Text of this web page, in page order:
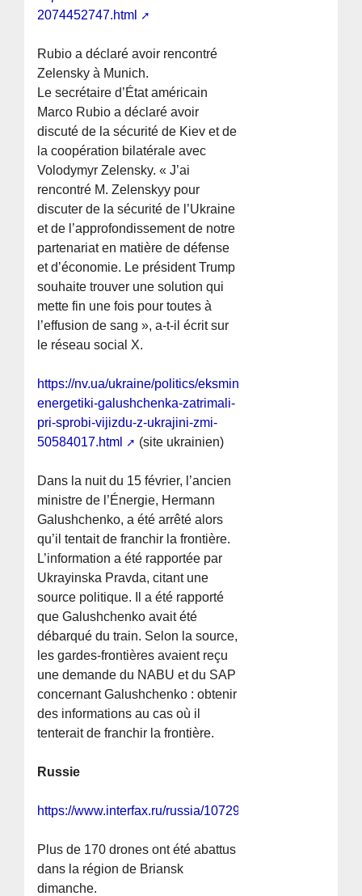
2074452747.html
Rubio a déclaré avoir rencontré
Zelensky à Munich.
Le secrétaire d’État américain
Marco Rubio a déclaré avoir
discuté de la sécurité de Kiev et de
la coopération bilatérale avec
Volodymyr Zelensky. « J’ai
rencontré M. Zelenskyy pour
discuter de la sécurité de l’Ukraine
et de l’approfondissement de notre
partenariat en matière de défense
et d’économie. Le président Trump
souhaite trouver une solution qui
mette fin une fois pour toutes à
l’effusion de sang », a-t-il écrit sur
le réseau social X.
https://nv.ua/ukraine/politics/eksministra-
energetiki-galushchenka-zatrimali-
pri-sprobi-vijizdu-z-ukrajini-zmi-
50584017.html
(site ukrainien)
Dans la nuit du 15 février, l’ancien
ministre de l’Énergie, Hermann
Galushchenko, a été arrêté alors
qu’il tentait de franchir la frontière.
L’information a été rapportée par
Ukrayinska Pravda, citant une
source politique. Il a été rapporté
que Galushchenko avait été
débarqué du train. Selon la source,
les gardes-frontières avaient reçu
une demande du NABU et du SAP
concernant Galushchenko : obtenir
des informations au cas où il
tenterait de franchir la frontière.
Russie
https://www.interfax.ru/russia/1072902
Plus de 170 drones ont été abattus
dans la région de Briansk
dimanche.